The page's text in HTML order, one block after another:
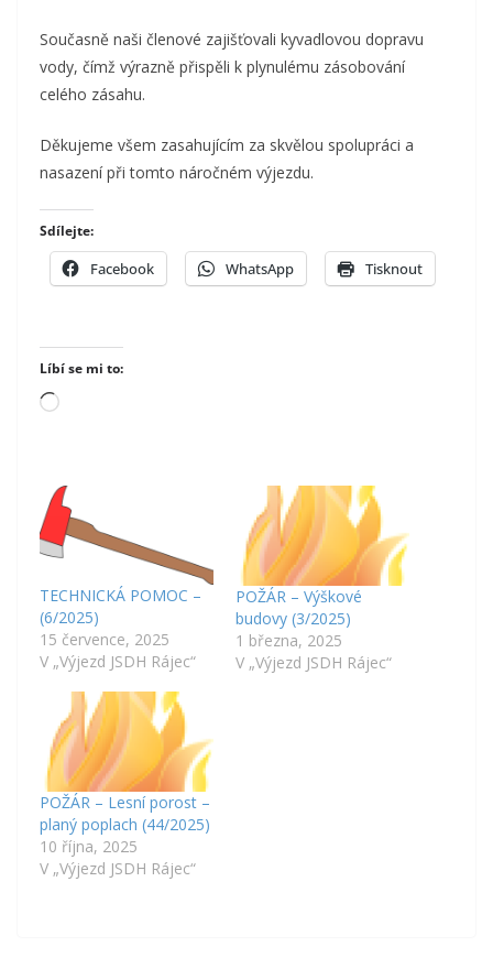
Současně naši členové zajišťovali kyvadlovou dopravu
vody, čímž výrazně přispěli k plynulému zásobování
celého zásahu.
Děkujeme všem zasahujícím za skvělou spolupráci a
nasazení při tomto náročném výjezdu.
Sdílejte:
Facebook WhatsApp Tisknout
Líbí se mi to:
Načítání…
TECHNICKÁ POMOC –
(6/2025)
15 července, 2025
V „Výjezd JSDH Rájec“
POŽÁR – Výškové
budovy (3/2025)
1 března, 2025
V „Výjezd JSDH Rájec“
POŽÁR – Lesní porost –
planý poplach (44/2025)
10 října, 2025
V „Výjezd JSDH Rájec“